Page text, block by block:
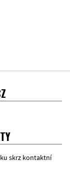
skrz kontaktní